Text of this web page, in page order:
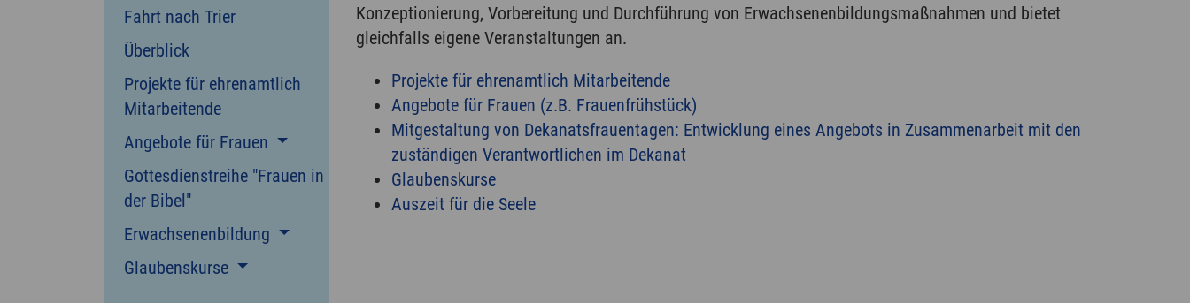
Fahrt nach Trier
Überblick
Projekte für ehrenamtlich
Mitarbeitende
Angebote für Frauen
Gottesdienstreihe "Frauen in
der Bibel"
Erwachsenenbildung
Glaubenskurse
Konzeptionierung, Vorbereitung und Durchführung von Erwachsenenbildungsmaßnahmen und bietet
gleichfalls eigene Veranstaltungen an.
Projekte für ehrenamtlich Mitarbeitende
Angebote für Frauen (z.B. Frauenfrühstück)
Mitgestaltung von Dekanatsfrauentagen: Entwicklung eines Angebots in Zusammenarbeit mit den
zuständigen Verantwortlichen im Dekanat
Glaubenskurse
Auszeit für die Seele